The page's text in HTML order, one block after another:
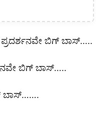
ಪ್ರದರ್ಶನವೇ ಬಿಗ್‌ ಬಾಸ್‌…..
ಬಿಗ್ ಬಾಸ್…..
ಬಾಸ್…….